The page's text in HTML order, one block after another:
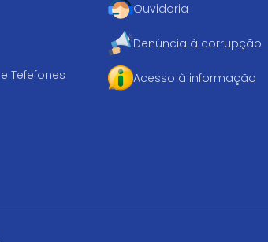
Tefefones
Ouvidoria
Denúncia à corrupção
Acesso à informação